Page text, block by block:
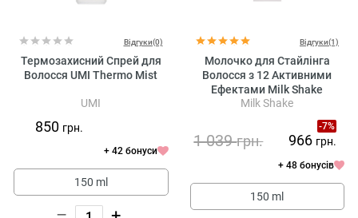
Відгуки(0)
Термозахисний Спрей для
Волосся UMI Thermo Mist
UMI
850 грн.
+ 42 бонуси
150 ml
Відгуки(1)
Молочко для Стайлінга
Волосся з 12 Активними
Ефектами Milk Shake
Incredible Milk
Milk Shake
-7%
1 039грн. 966 грн.
+ 48 бонусів
150 ml